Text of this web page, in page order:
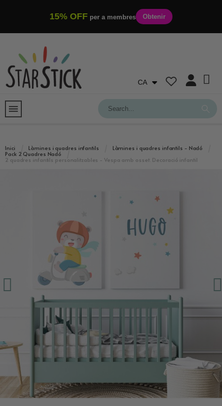
15% OFF per a membres Obtenir
CA
Inici Làmines i quadres infantils
Làmines i quadres infantils - Nadó
Pack 2 Quadres Nadó
2 quadres infantils personalitzables - Vespa amb osset. Decoració infantil